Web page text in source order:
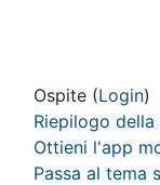
Ospite (Login)
Riepilogo
Ottieni l'app
Passa al tema